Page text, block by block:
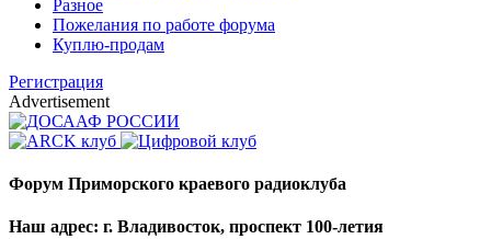
Разное
Пожелания по работе форума
Куплю-продам
Регистрация
Advertisement
Форум Приморского краевого радиоклуба
Наш адрес: г. Владивосток, проспект 100-летия